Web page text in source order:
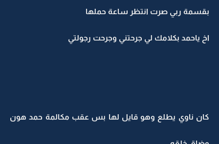
بقسمة ربي صرت انتظر ساعة حملها
اخ ياحمد بكلامك لي جرحتني وجرحت رجولتي
كان ناوي يطلع وهو قايل لها بس عقب مكالمة حمد هون